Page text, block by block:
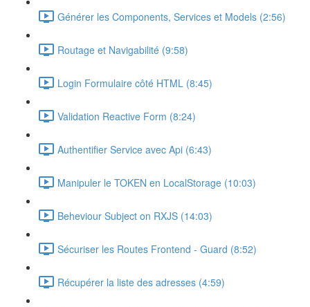
Générer les Components, Services et Models (2:56)
Routage et Navigabilité (9:58)
Login Formulaire côté HTML (8:45)
Validation Reactive Form (8:24)
Authentifier Service avec Api (6:43)
Manipuler le TOKEN en LocalStorage (10:03)
Beheviour Subject on RXJS (14:03)
Sécuriser les Routes Frontend - Guard (8:52)
Récupérer la liste des adresses (4:59)